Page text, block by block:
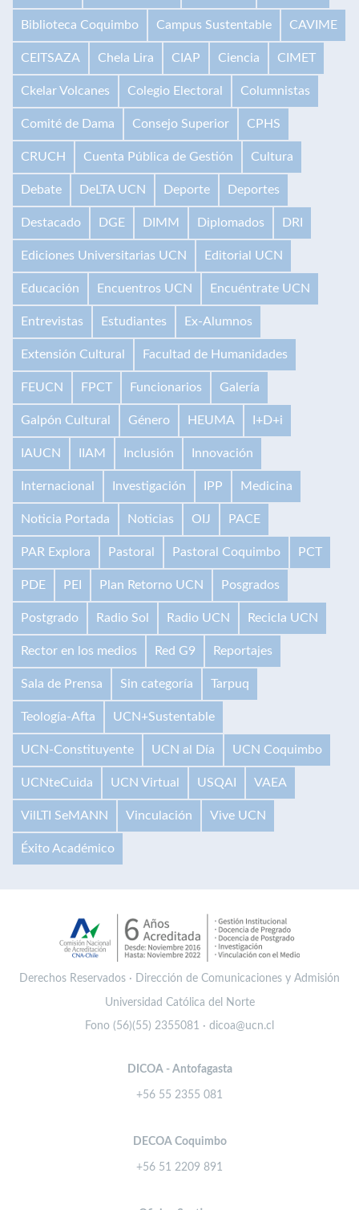
Biblioteca Coquimbo Campus Sustentable CAVIME
CEITSAZA Chela Lira CIAP Ciencia CIMET
Ckelar Volcanes Colegio Electoral Columnistas
Comité de Dama Consejo Superior CPHS
CRUCH Cuenta Pública de Gestión Cultura
Debate DeLTA UCN Deporte Deportes
Destacado DGE DIMM Diplomados DRI
Ediciones Universitarias UCN Editorial UCN
Educación Encuentros UCN Encuéntrate UCN
Entrevistas Estudiantes Ex-Alumnos
Extensión Cultural Facultad de Humanidades
FEUCN FPCT Funcionarios Galería
Galpón Cultural Género HEUMA I+D+i
IAUCN IIAM Inclusión Innovación
Internacional Investigación IPP Medicina
Noticia Portada Noticias OIJ PACE
PAR Explora Pastoral Pastoral Coquimbo PCT
PDE PEI Plan Retorno UCN Posgrados
Postgrado Radio Sol Radio UCN Recicla UCN
Rector en los medios Red G9 Reportajes
Sala de Prensa Sin categoría Tarpuq
Teología-Afta UCN+Sustentable
UCN-Constituyente UCN al Día UCN Coquimbo
UCNteCuida UCN Virtual USQAI VAEA
VilLTI SeMANN Vinculación Vive UCN
Éxito Académico
Derechos Reservados · Dirección de Comunicaciones y Admisión
Universidad Católica del Norte
Fono (56)(55) 2355081 · dicoa@ucn.cl
DICOA - Antofagasta
+56 55 2355 081
DECOA Coquimbo
+56 51 2209 891